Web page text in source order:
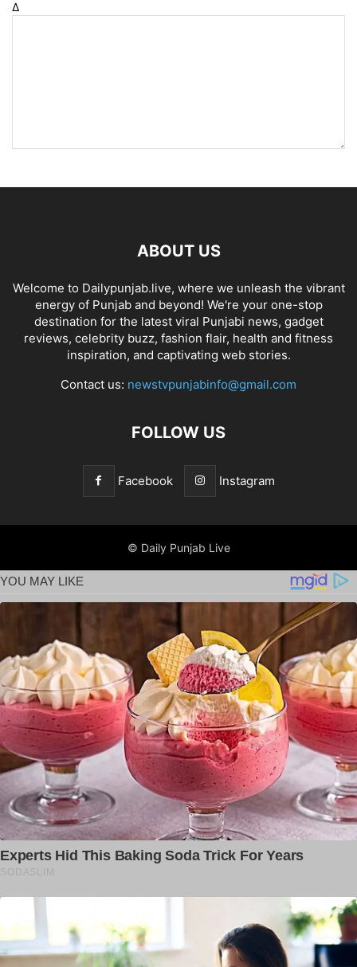
Δ
ABOUT US
Welcome to Dailypunjab.live, where we unleash the vibrant
energy of Punjab and beyond! We're your one-stop
destination for the latest viral Punjabi news, gadget
reviews, celebrity buzz, fashion flair, health and fitness
inspiration, and captivating web stories.
Contact us: newstvpunjabinfo@gmail.com
FOLLOW US
Facebook Instagram
© Daily Punjab Live